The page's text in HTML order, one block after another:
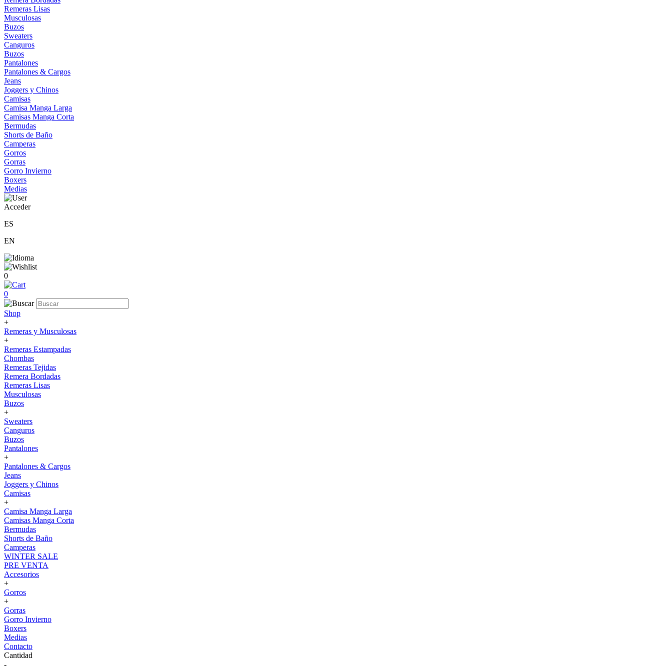
Remeras Lisas
Musculosas
Buzos
Sweaters
Canguros
Buzos
Pantalones
Pantalones & Cargos
Jeans
Joggers y Chinos
Camisas
Camisa Manga Larga
Camisas Manga Corta
Bermudas
Shorts de Baño
Camperas
Gorros
Gorras
Gorro Invierno
Boxers
Medias
Acceder
ES
EN
0
0
Shop
+
Remeras y Musculosas
+
Remeras Estampadas
Chombas
Remeras Tejidas
Remera Bordadas
Remeras Lisas
Musculosas
Buzos
+
Sweaters
Canguros
Buzos
Pantalones
+
Pantalones & Cargos
Jeans
Joggers y Chinos
Camisas
+
Camisa Manga Larga
Camisas Manga Corta
Bermudas
Shorts de Baño
Camperas
WINTER SALE
PRE VENTA
Accesorios
+
Gorros
+
Gorras
Gorro Invierno
Boxers
Medias
Contacto
Cantidad
-